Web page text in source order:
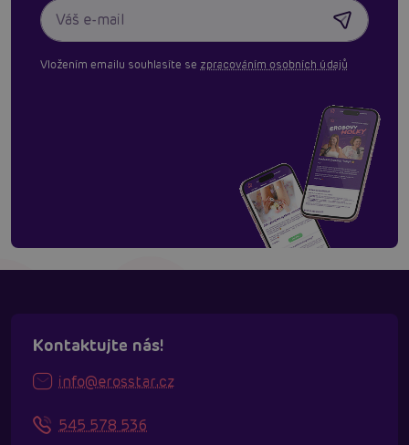
Vložením emailu souhlasíte se zpracováním osobních údajů
Kontaktujte nás!
info@erosstar.cz
545 578 536